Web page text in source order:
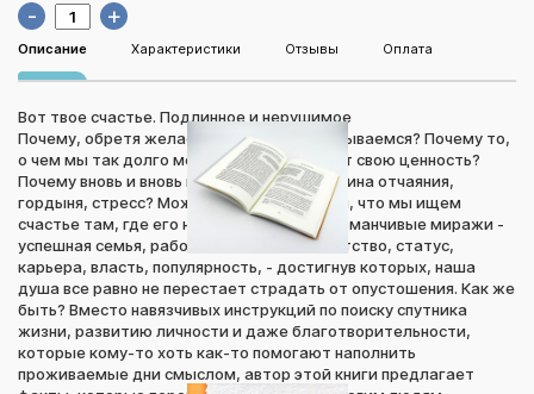
- +
Описание Характеристики Отзывы Оплата
Вот твое счастье. Подлинное и нерушимое
Почему, обретя желаемое, мы разочаровываемся? Почему то,
о чем мы так долго мечтали, вдруг теряет свою ценность?
Почему вновь и вновь нас захватывает пучина отчаяния,
гордыня, стресс? Может быть, дело в том, что мы ищем
счастье там, где его нет? Нам грезятся обманчивые миражи -
успешная семья, работа, дети, секс, богатство, статус,
карьера, власть, популярность, - достигнув которых, наша
душа все равно не перестает страдать от опустошения. Как же
быть? Вместо навязчивых инструкций по поиску спутника
жизни, развитию личности и даже благотворительности,
которые кому-то хоть как-то помогают наполнить
проживаемые дни смыслом, автор этой книги предлагает